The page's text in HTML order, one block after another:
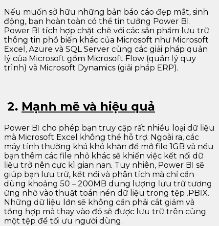
Nếu muốn sở hữu những bản báo cáo đẹp mắt, sinh
động, bạn hoàn toàn có thể tin tưởng Power BI.
Power BI tích hợp chặt chẽ với các sản phẩm lưu trữ
thông tin phổ biến khác của Microsoft như Microsoft
Excel, Azure và SQL Server cùng các giải pháp quản
lý của Microsoft gồm Microsoft Flow (quản lý quy
trình) và Microsoft Dynamics (giải pháp ERP).
2. Mạnh mẽ và hiệu quả
Power BI cho phép bạn truy cập rất nhiều loại dữ liệu
mà Microsoft Excel không thể hỗ trợ. Ngoài ra, các
máy tính thường khá khó khăn để mở file 1GB và nếu
bạn thêm các file nhỏ khác sẽ khiến việc kết nối dữ
liệu trở nên cực kì gian nan. Tuy nhiên, Power BI sẽ
giúp bạn lưu trữ, kết nối và phân tích mà chỉ cần
dùng khoảng 50 – 200MB dung lượng lưu trữ tương
ứng nhờ vào thuật toán nén dữ liệu trong tệp .PBIX.
Những dữ liệu lớn sẽ không cần phải cắt giảm và
tổng hợp mà thay vào đó sẽ được lưu trữ trên cùng
một tệp để tối ưu người dùng.